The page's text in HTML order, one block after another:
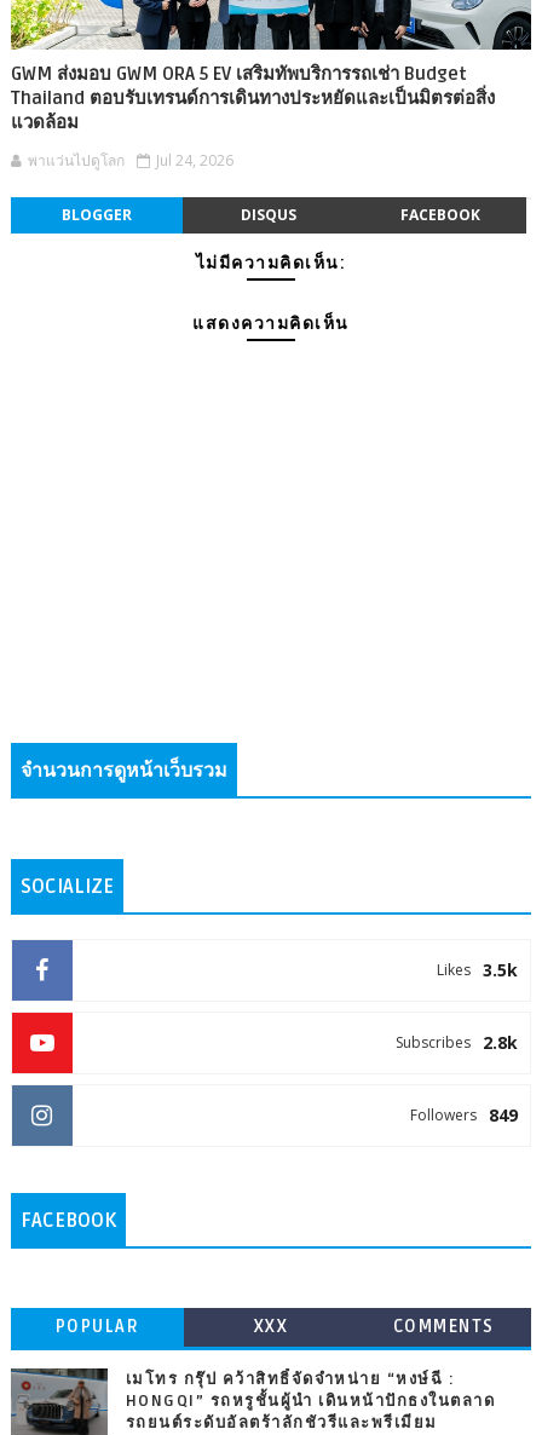
GWM ส่งมอบ GWM ORA 5 EV เสริมทัพบริการรถเช่า Budget
Thailand ตอบรับเทรนด์การเดินทางประหยัดและเป็นมิตรต่อสิ่ง
แวดล้อม
พาแว่นไปดูโลก Jul 24, 2026
BLOGGER DISQUS FACEBOOK
ไม่มีความคิดเห็น:
แสดงความคิดเห็น
จำนวนการดูหน้าเว็บรวม
SOCIALIZE
3.5k
Likes
2.8k
Subscribes
849
Followers
FACEBOOK
POPULAR XXX COMMENTS
เมโทร กรุ๊ป คว้าสิทธิ์จัดจำหน่าย “หงษ์ฉี :
HONGQI” รถหรูชั้นผู้นำ เดินหน้าปักธงในตลาด
รถยนต์ระดับอัลตร้าลักชัวรีและพรีเมียม